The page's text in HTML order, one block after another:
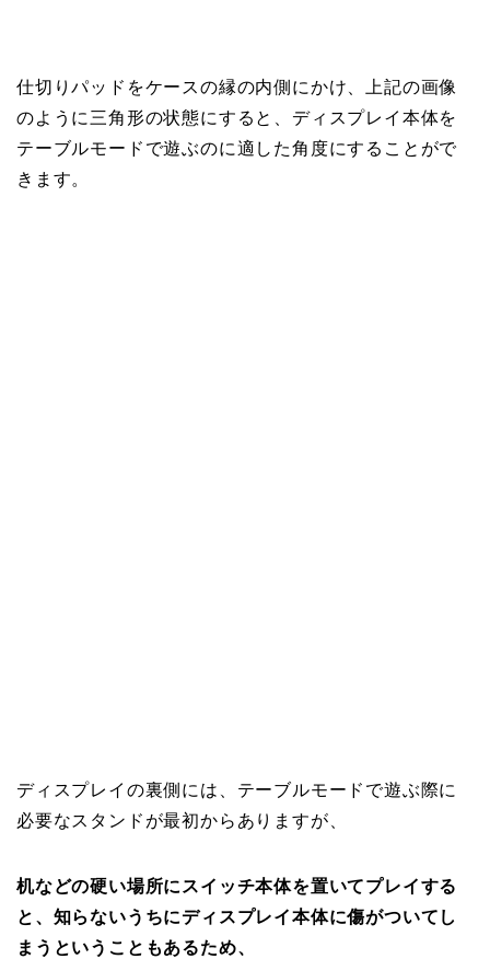
仕切りパッドをケースの縁の内側にかけ、上記の画像
のように三角形の状態にすると、ディスプレイ本体を
テーブルモードで遊ぶのに適した角度にすることがで
きます。
ディスプレイの裏側には、テーブルモードで遊ぶ際に
必要なスタンドが最初からありますが、
机などの硬い場所にスイッチ本体を置いてプレイする
と、知らないうちにディスプレイ本体に傷がついてし
まうということもあるため、